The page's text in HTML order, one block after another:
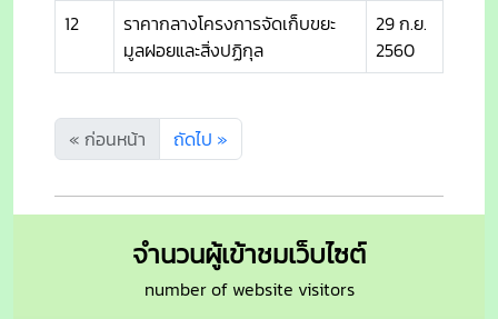
12
ราคากลางโครงการจัดเก็บขยะ
มูลฝอยและสิ่งปฏิกุล
29 ก.ย.
2560
« ก่อนหน้า ถัดไป »
จำนวนผู้เข้าชมเว็บไซต์
number of website visitors